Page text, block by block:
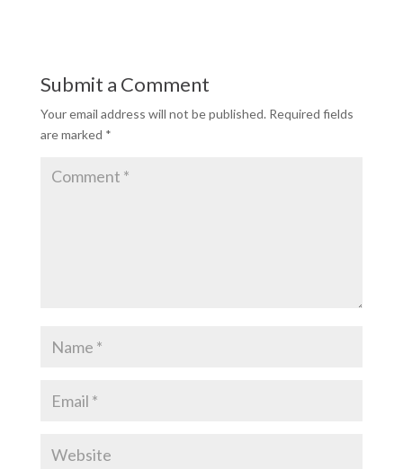
Submit a Comment
Your email address will not be published. Required fields
are marked *